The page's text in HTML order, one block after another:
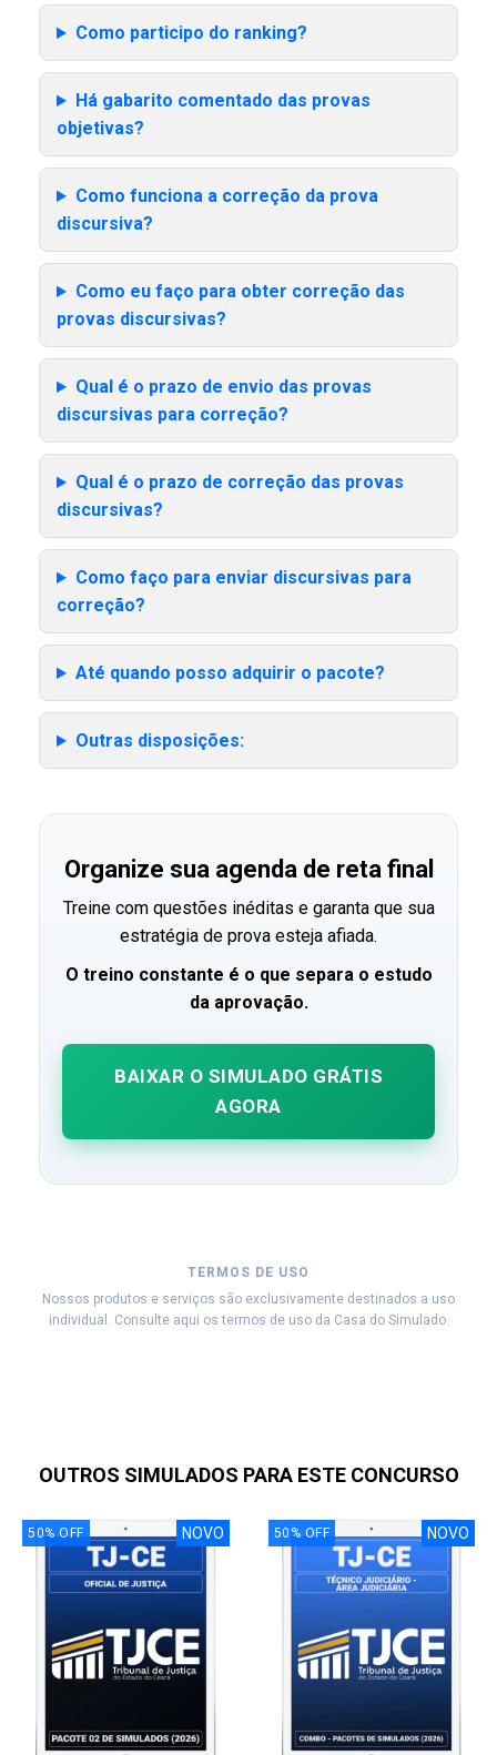
Como participo do ranking?
Há gabarito comentado das provas
objetivas?
Como funciona a correção da prova
discursiva?
Como eu faço para obter correção das
provas discursivas?
Qual é o prazo de envio das provas
discursivas para correção?
Qual é o prazo de correção das provas
discursivas?
Como faço para enviar discursivas para
correção?
Até quando posso adquirir o pacote?
Outras disposições:
Organize sua agenda de reta final
Treine com questões inéditas e garanta que sua
estratégia de prova esteja afiada.
O treino constante é o que separa o estudo
da aprovação.
BAIXAR O SIMULADO GRÁTIS
AGORA
TERMOS DE USO
Nossos produtos e serviços são exclusivamente destinados a uso
individual. Consulte aqui os termos de uso da Casa do Simulado.
OUTROS SIMULADOS PARA ESTE CONCURSO
50% OFF NOVO 50 % OFF NOVO